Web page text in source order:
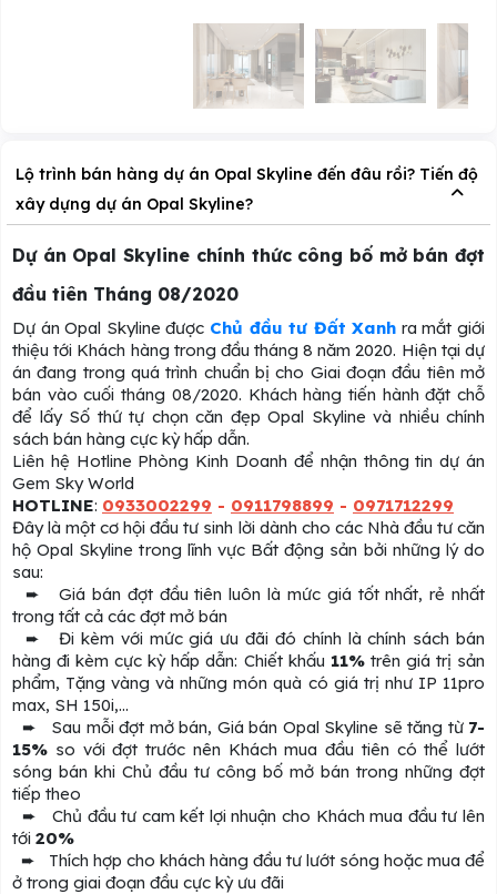
Lộ trình bán hàng dự án Opal Skyline đến đâu rồi? Tiến độ
xây dựng dự án Opal Skyline?
Dự án Opal Skyline chính thức công bố mở bán đợt
đầu tiên Tháng 08/2020
Dự án Opal Skyline được Chủ đầu tư Đất Xanh ra mắt giới
thiệu tới Khách hàng trong đầu tháng 8 năm 2020. Hiện tại dự
án đang trong quá trình chuẩn bị cho Giai đoạn đầu tiên mở
bán vào cuối tháng 08/2020. Khách hàng tiến hành đặt chỗ
để lấy Số thứ tự chọn căn đẹp Opal Skyline và nhiều chính
sách bán hàng cực kỳ hấp dẫn.
Liên hệ Hotline Phòng Kinh Doanh để nhận thông tin dự án
Gem Sky World
HOTLINE: 0933002299 - 0911798899 - 0971712299
Đây là một cơ hội đầu tư sinh lời dành cho các Nhà đầu tư căn
hộ Opal Skyline trong lĩnh vực Bất động sản bởi những lý do
sau:
➨ Giá bán đợt đầu tiên luôn là mức giá tốt nhất, rẻ nhất
trong tất cả các đợt mở bán
➨ Đi kèm với mức giá ưu đãi đó chính là chính sách bán
hàng đi kèm cực kỳ hấp dẫn: Chiết khấu 11%trên giá trị sản
phẩm, Tặng vàng và những món quà có giá trị như IP 11pro
max, SH 150i,...
➨ Sau mỗi đợt mở bán, Giá bán Opal Skyline sẽ tăng từ 7-
15% so với đợt trước nên Khách mua đầu tiên có thể lướt
sóng bán khi Chủ đầu tư công bố mở bán trong những đợt
tiếp theo
➨ Chủ đầu tư cam kết lợi nhuận cho Khách mua đầu tư lên
tới 20%
➨ Thích hợp cho khách hàng đầu tư lướt sóng hoặc mua để
ở trong giai đoạn đầu cực kỳ ưu đãi